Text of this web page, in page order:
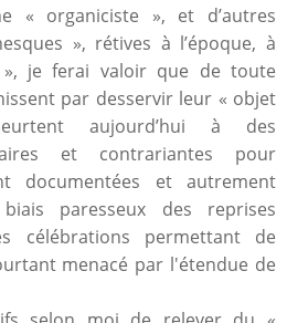
« organiciste », et d’autres
», rétives à l’époque, à
je ferai valoir que de toute
par desservir leur « objet
aujourd’hui à des
et contrariantes pour
documentées et autrement
paresseux des reprises
célébrations permettant de
menacé par l'étendue de